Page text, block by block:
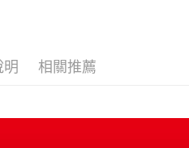
明 相關推薦